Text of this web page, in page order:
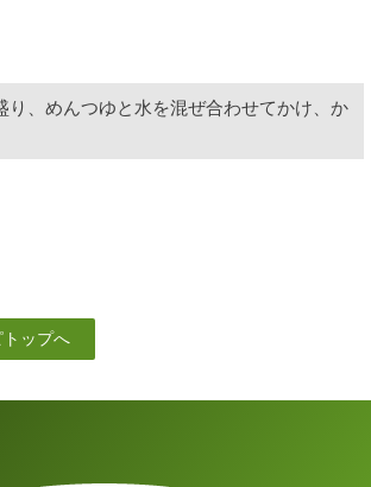
り、めんつゆと水を混ぜ合わせてかけ、か
ップへ